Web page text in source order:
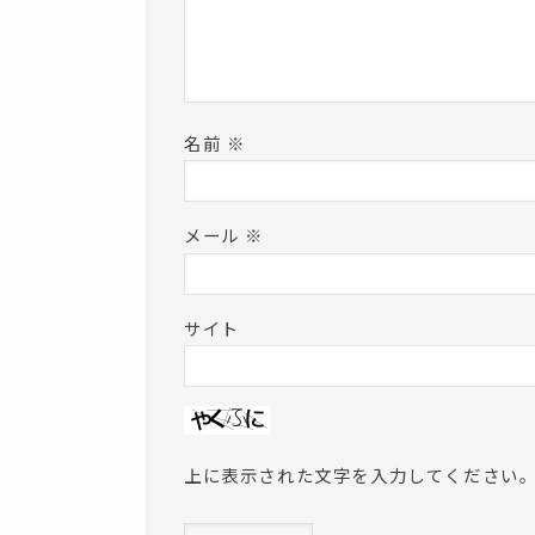
名前 ※
メール ※
サイト
上に表示された文字を入力してください